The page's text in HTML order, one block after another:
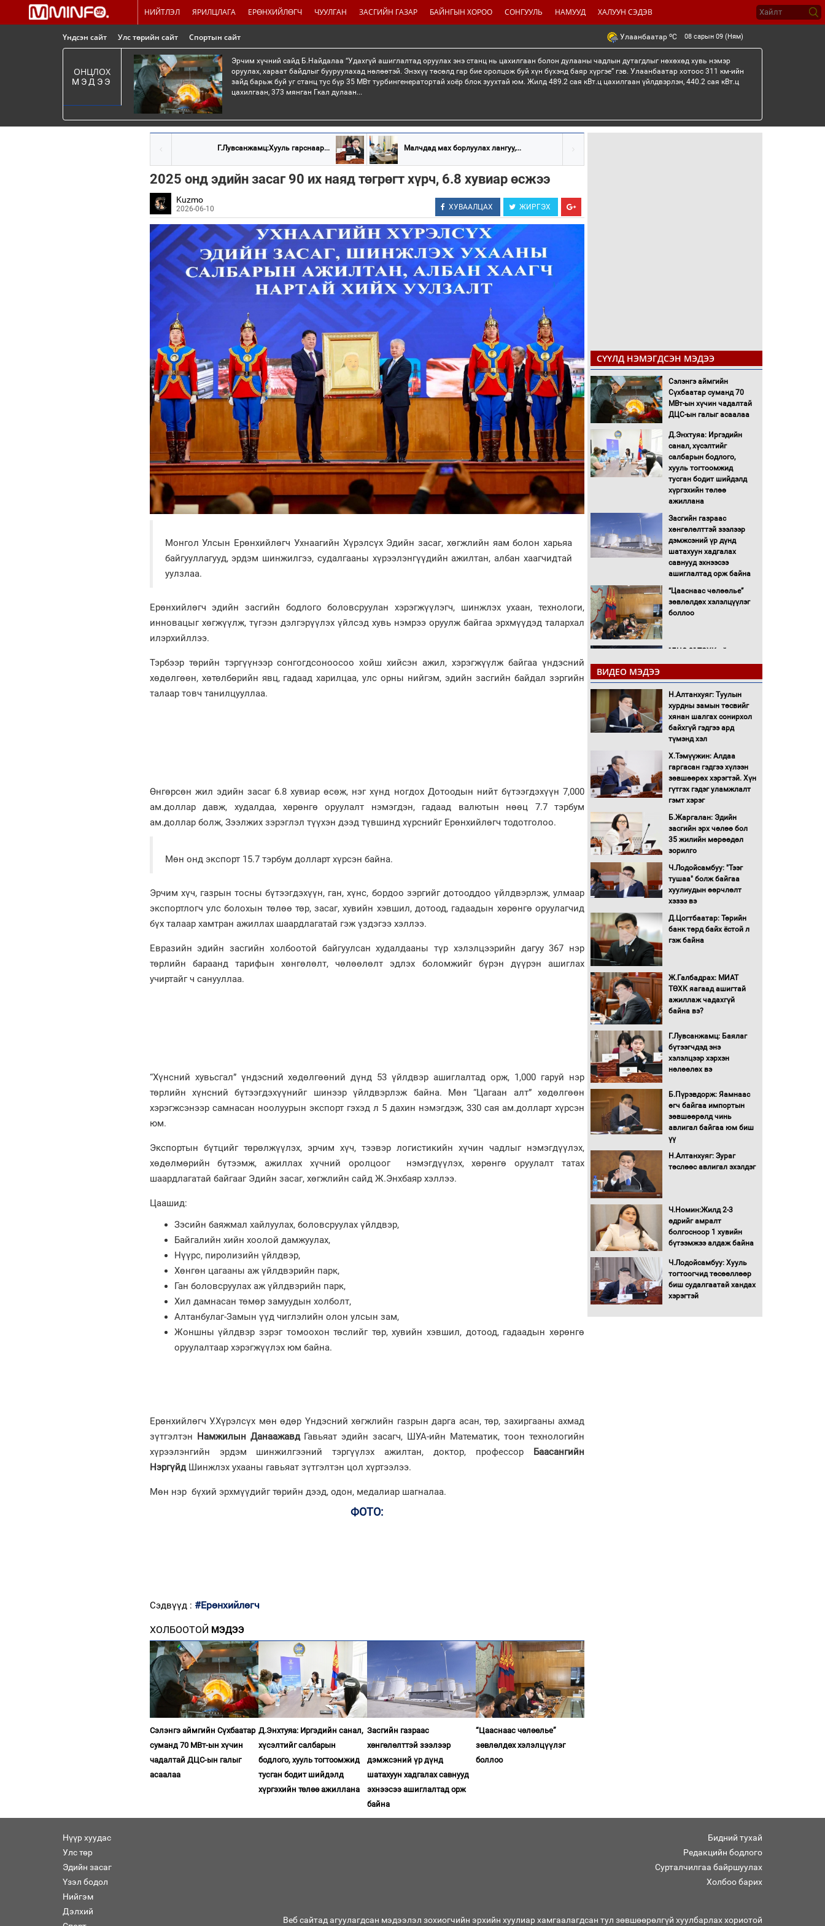
НИЙТЛЭЛ ЯРИЛЦЛАГА ЕРӨНХИЙЛӨГЧ ЧУУЛГАН ЗАСГИЙН ГАЗАР БАЙНГЫН ХОРОО СОНГУУЛЬ НАМУУД ХАЛУУН СЭДЭВ
Үндсэн сайт Улс төрийн сайт Спортын сайт Улаанбаатар oC 08 сарын 09 (Ням)
ОНЦЛОХ
МЭДЭЭ
Эрчим хүчний сайд Б.Найдалаа “Удахгүй ашиглалтад оруулах энэ станц нь цахилгаан болон дулааны чадлын дутагдлыг нөхөхөд хувь нэмэр
оруулах, хараат байдлыг бууруулахад нөлөөтэй. Энэхүү төсөлд гар бие оролцож буй хүн бүхэнд баяр хүргэе” гэв. Улаанбаатар хотоос 311 км-ийн
зайд барьж буй уг станц тус бүр 35 МВт турбингенератортай хоёр блок зуухтай юм. Жилд 489.2 сая кВт.ц цахилгаан үйлдвэрлэн, 440.2 сая кВт.ц
цахилгаан, 373 мянган Гкал дулаан...
Г.Лувсанжамц:Хууль гарснаар... Малчдад мах борлуулах лангуу,...
2025 онд эдийн засаг 90 их наяд төгрөгт хүрч, 6.8 хувиар өсжээ
Kuzmo
2026-06-10 ХУВААЛЦАХ ЖИРГЭХ
Монгол Улсын Ерөнхийлөгч Ухнаагийн Хүрэлсүх Эдийн засаг, хөгжлийн яам болон харьяа
байгууллагууд, эрдэм шинжилгээ, судалгааны хүрээлэнгүүдийн ажилтан, албан хаагчидтай
уулзлаа.
Ерөнхийлөгч эдийн засгийн бодлого боловсруулан хэрэгжүүлэгч, шинжлэх ухаан, технологи,
инновацыг хөгжүүлж, түгээн дэлгэрүүлэх үйлсэд хувь нэмрээ оруулж байгаа эрхмүүдэд талархал
илэрхийллээ.
Тэрбээр төрийн тэргүүнээр сонгогдсоноосоо хойш хийсэн ажил, хэрэгжүүлж байгаа үндэсний
хөдөлгөөн, хөтөлбөрийн явц, гадаад харилцаа, улс орны нийгэм, эдийн засгийн байдал зэргийн
талаар товч танилцууллаа.
Өнгөрсөн жил эдийн засаг 6.8 хувиар өсөж, нэг хүнд ногдох Дотоодын нийт бүтээгдэхүүн 7,000
ам.доллар давж, худалдаа, хөрөнгө оруулалт нэмэгдэн, гадаад валютын нөөц 7.7 тэрбум
ам.доллар болж, Зээлжих зэрэглэл түүхэн дээд түвшинд хүрснийг Ерөнхийлөгч тодотголоо.
Мөн онд экспорт 15.7 тэрбум долларт хүрсэн байна. ​
Эрчим хүч, газрын тосны бүтээгдэхүүн, ган, хүнс, бордоо зэргийг дотооддоо үйлдвэрлэж, улмаар
экспортлогч улс болохын төлөө төр, засаг, хувийн хэвшил, дотоод, гадаадын хөрөнгө оруулагчид
бүх талаар хамтран ажиллах шаардлагатай гэж үздэгээ хэллээ.
Евразийн эдийн засгийн холбоотой байгуулсан худалдааны түр хэлэлцээрийн дагуу 367 нэр
төрлийн бараанд тарифын хөнгөлөлт, чөлөөлөлт эдлэх боломжийг бүрэн дүүрэн ашиглах
учиртайг ч санууллаа.
“Хүнсний хувьсгал” үндэсний хөдөлгөөний дүнд 53 үйлдвэр ашиглалтад орж, 1,000 гаруй нэр
төрлийн хүнсний бүтээгдэхүүнийг шинээр үйлдвэрлэж байна. Мөн “Цагаан алт” хөдөлгөөн
хэрэгжсэнээр самнасан ноолуурын экспорт гэхэд л 5 дахин нэмэгдэж, 330 сая ам.долларт хүрсэн
юм.
Экспортын бүтцийг төрөлжүүлэх, эрчим хүч, тээвэр логистикийн хүчин чадлыг нэмэгдүүлэх,
хөдөлмөрийн бүтээмж, ажиллах хүчний оролцоог нэмэгдүүлэх, хөрөнгө оруулалт татах
шаардлагатай байгааг Эдийн засаг, хөгжлийн сайд Ж.Энхбаяр хэллээ.
Цаашид:
Зэсийн баяжмал хайлуулах, боловсруулах үйлдвэр,
Байгалийн хийн хоолой дамжуулах,
Нүүрс, пиролизийн үйлдвэр,
Хөнгөн цагааны аж үйлдвэрийн парк,
Ган боловсруулах аж үйлдвэрийн парк,
Хил дамнасан төмөр замуудын холболт,
Алтанбулаг-Замын үүд чиглэлийн олон улсын зам,
Жоншны үйлдвэр зэрэг томоохон төслийг төр, хувийн хэвшил, дотоод, гадаадын хөрөнгө
оруулалтаар хэрэгжүүлэх юм байна.
Ерөнхийлөгч У.Хүрэлсүх мөн өдөр Үндэсний хөгжлийн газрын дарга асан, төр, захиргааны ахмад
зүтгэлтэн Намжилын ДанаажавдГавьяат эдийн засагч, ШУА-ийн Математик, тоон технологийн
хүрээлэнгийн эрдэм шинжилгээний тэргүүлэх ажилтан, доктор, профессор Баасангийн
НэргүйдШинжлэх ухааны гавьяат зүтгэлтэн цол хүртээлээ.
Мөн нэр бүхий эрхмүүдийг төрийн дээд, одон, медалиар шагналаа.
ФОТО:
Сэдвүүд : #Ерөнхийлөгч
ХОЛБООТОЙ МЭДЭЭ
Сэлэнгэ аймгийн Сүхбаатар
суманд 70 МВт-ын хүчин
чадалтай ДЦС-ын галыг
асаалаа
Д.Энхтуяа: Иргэдийн санал,
хүсэлтийг салбарын
бодлого, хууль тогтоомжид
тусган бодит шийдэлд
хүргэхийн төлөө ажиллана
Засгийн газраас
хөнгөлөлттэй зээлээр
дэмжсэний үр дүнд
шатахуун хадгалах савнууд
эхнээсээ ашиглалтад орж
байна
“Цааснаас чөлөөлье”
зөвлөлдөх хэлэлцүүлэг
боллоо
СҮҮЛД НЭМЭГДСЭН МЭДЭЭ
Сэлэнгэ аймгийн
Сүхбаатар суманд 70
МВт-ын хүчин чадалтай
ДЦС-ын галыг асаалаа
Д.Энхтуяа: Иргэдийн
санал, хүсэлтийг
салбарын бодлого,
хууль тогтоомжид
тусган бодит шийдэлд
хүргэхийн төлөө
ажиллана
Засгийн газраас
хөнгөлөлттэй зээлээр
дэмжсэний үр дүнд
шатахуун хадгалах
савнууд эхнээсээ
ашиглалтад орж байна
“Цааснаас чөлөөлье”
зөвлөлдөх хэлэлцүүлэг
боллоо
"ДЦС-3” ТӨХК-ийн нэн
шаардлагатай
шинэчлэлийн төсвийг
шийдвэрлэхээр болов
УИХ-ын дарга
С.Бямбацогт Сутай
хайрхны тэнгэрийг тахих
тахилгад оролцлоо
С.Амарсайхан: Иргэдийг
хохироосон ААН-ийн
нуугтмал хөрөнгийг
битүүмжлэнэ
Н.Номтойбаяр:
Аймгуудад тулгамдаж
буй асуудлуудыг
Засгийн газрын
хуралдаанд танилцуулж,
шийдвэрлүүлнэ
С.Бямбацогт Зүүн Азийн
эрэгтэйчүүдийн
волейболын тэмцээнд
оролцож байгаа баг
тамирчдад амжилт
түлшний онцгой албан
татварыг тэглэлээ
Санхүүгийн хэмнэлтийн
салбар хамаарахгүй
Нөөцийн махны
Монгол Улс “COP17”-д
“Тал хээрийн
төлөвлөгөө”-гөө
танилцуулна
16 төрлийн эмийг нэг эх
Бүх шатанд хэмнэлтийн
горимд шилжиж, найр
наадам, зөвлөгөөн,
хориглолоо
Сайд нар төсвөө хэрхэн
зарцуулах вэ?
автобензиний 17
хоногийн нөөцтэй байна
тогтолцоо, шинэ
ВИДЕО МЭДЭЭ
Н.Алтанхуяг: Туулын
хурдны замын төсвийг
хянан шалгах сонирхол
байхгүй гэдгээ ард
түмэнд хэл
Х.Тэмүүжин: Алдаа
гаргасан гэдгээ хүлээн
зөвшөөрөх хэрэгтэй. Хүн
гүтгэх гэдэг уламжлалт
гэмт хэрэг
Б.Жаргалан: Эдийн
засгийн эрх чөлөө бол
35 жилийн мөрөөдөл
зорилго
Ч.Лодойсамбуу: "Тээг
тушаа" болж байгаа
хуулиудын өөрчлөлт
хэзээ вэ
Д.Цогтбаатар: Төрийн
банк төрд байх ёстой л
гэж байна
Ж.Галбадрах: МИАТ
ТӨХК яагаад ашигтай
ажиллаж чадахгүй
байна вэ?
Г.Лувсанжамц: Баялаг
бүтээгчдэд энэ
хэлэлцээр хэрхэн
нөлөөлөх вэ
Б.Пүрэвдорж: Яамнаас
өгч байгаа импортын
зөвшөөрөлд чинь
авлигал байгаа юм биш
үү
Н.Алтанхуяг: Зураг
төслөөс авлигал эхэлдэг
Ч.Номин:Жилд 2-3
өдрийг амралт
болгосноор 1 хувийн
бүтээмжээ алдаж байна
Ч.Лодойсамбуу: Хууль
тогтоогчид төсөөллөөр
биш судалгаатай хандах
хэрэгтэй
Нүүр хуудас
Улс төр
Эдийн засаг
Үзэл бодол
Нийгэм
Дэлхий
Бидний тухай
Редакцийн бодлого
Сурталчилгаа байршуулах
Холбоо барих
Веб сайтад агуулагдсан мэдээлэл зохиогчийн эрхийн хуулиар хамгаалагдсан тул зөвшөөрөлгүй хуулбарлах хориотой